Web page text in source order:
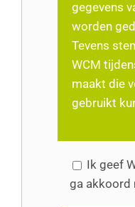
gegevens
worden
Tevens
WCM
maakt die
gebruikt
Ik geef
ga akkoord